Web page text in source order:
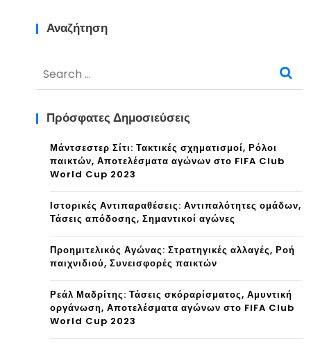
Αναζήτηση
for:
Πρόσφατες Δημοσιεύσεις
Μάντσεστερ Σίτι: Τακτικές σχηματισμοί, Ρόλοι
παικτών, Αποτελέσματα αγώνων στο FIFA Club
World Cup 2023
Ιστορικές Αντιπαραθέσεις: Αντιπαλότητες ομάδων,
Τάσεις απόδοσης, Σημαντικοί αγώνες
Προημιτελικός Αγώνας: Στρατηγικές αλλαγές, Ροή
παιχνιδιού, Συνεισφορές παικτών
Ρεάλ Μαδρίτης: Τάσεις σκόραρίσματος, Αμυντική
οργάνωση, Αποτελέσματα αγώνων στο FIFA Club
World Cup 2023